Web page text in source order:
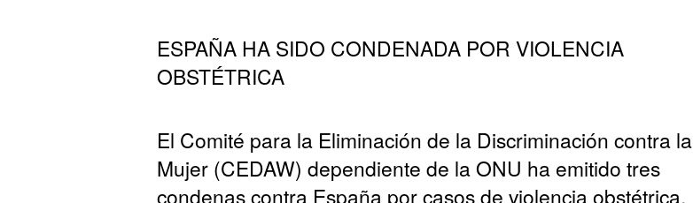
ESPAÑA HA SIDO CONDENADA POR VIOLENCIA
OBSTÉTRICA
El Comité para la Eliminación de la Discriminación contra la
Mujer (CEDAW) dependiente de la ONU ha emitido tres
condenas contra España por casos de violencia obstétrica,